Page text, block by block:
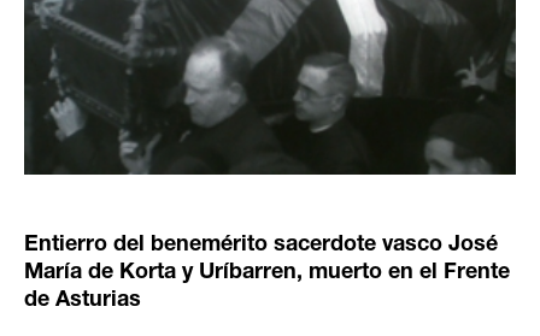
Entierro del benemérito sacerdote vasco José
María de Korta y Uríbarren, muerto en el Frente
de Asturias